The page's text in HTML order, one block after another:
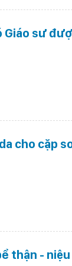
Giáo sư
cho cặp
thận -